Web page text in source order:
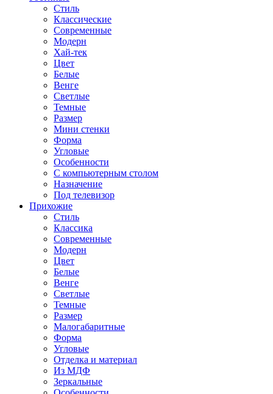
Стиль
Классические
Современные
Модерн
Хай-тек
Цвет
Белые
Венге
Светлые
Темные
Размер
Мини стенки
Форма
Угловые
Особенности
С компьютерным столом
Назначение
Под телевизор
Прихожие
Стиль
Классика
Современные
Модерн
Цвет
Белые
Венге
Светлые
Темные
Размер
Малогабаритные
Форма
Угловые
Отделка и материал
Из МДФ
Зеркальные